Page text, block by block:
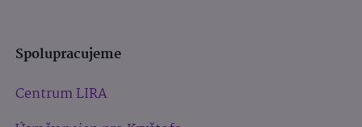
Spolupracujeme
Centrum LIRA